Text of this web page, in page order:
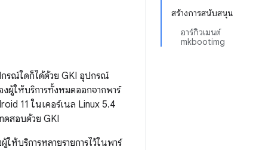
สร้างการสนับสนุน
อาร์กิวเมนต์
mkbootimg
กรณ์ใดก็ได้ด้วย GKI อุปกรณ์
ผู้ให้บริการทั้งหมดออกจากพาร์
11 ในเคอร์เนล Linux 5.4
ดสอบด้วย GKI
ห้บริการหลายรายการไว้ในพาร์